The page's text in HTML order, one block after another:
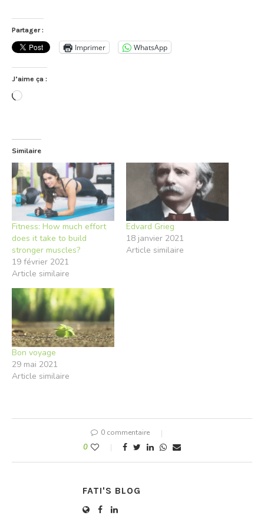
Partager :
Imprimer WhatsApp
J’aime ça :
Chargement…
Similaire
Fitness: How much effort
does it take to build
stronger muscles?
19 février 2021
Article similaire
Edvard Grieg
18 janvier 2021
Article similaire
Bon voyage
29 mai 2021
Article similaire
0 commentaire
0
FATI'S BLOG